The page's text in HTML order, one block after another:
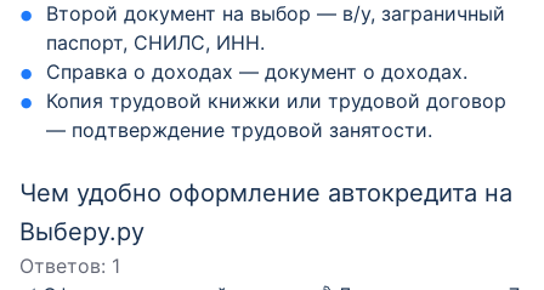
Второй документ на выбор — в/у, заграничный
паспорт, СНИЛС, ИНН.
Справка о доходах — документ о доходах.
Копия трудовой книжки или трудовой договор
— подтверждение трудовой занятости.
Чем удобно оформление автокредита на
Выберу.ру
Ответов: 1